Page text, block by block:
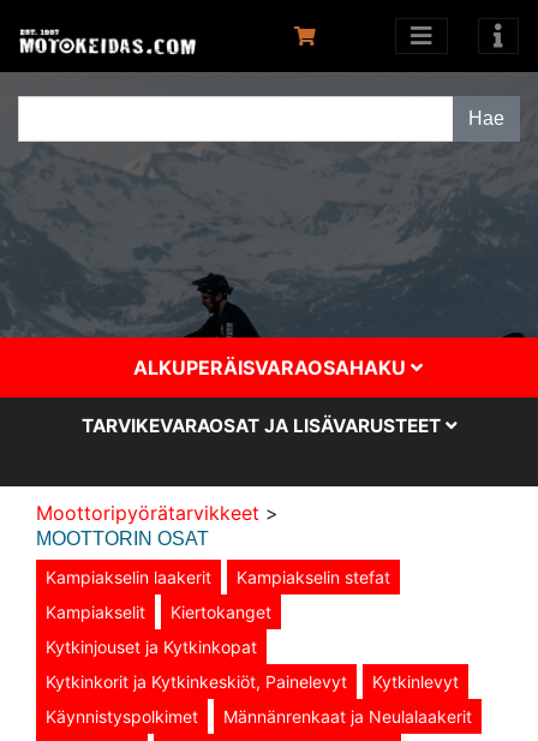
ALKUPERÄISVARAOSAHAKU
TARVIKEVARAOSAT JA LISÄVARUSTEET
Moottoripyörätarvikkeet >
MOOTTORIN OSAT
Kampiakselin laakerit
Kampiakselin stefat
Kampiakselit
Kiertokanget
Kytkinjouset ja Kytkinkopat
Kytkinkorit ja Kytkinkeskiöt, Painelevyt
Kytkinlevyt
Käynnistyspolkimet
Männänrenkaat ja Neulalaakerit